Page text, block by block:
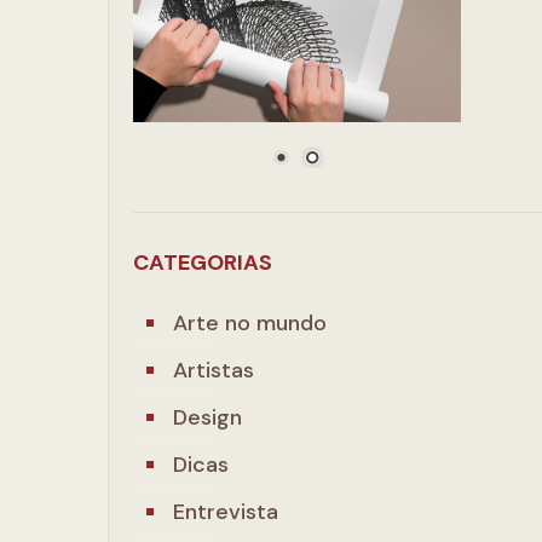
CATEGORIAS
Arte no mundo
Artistas
Design
Dicas
Entrevista